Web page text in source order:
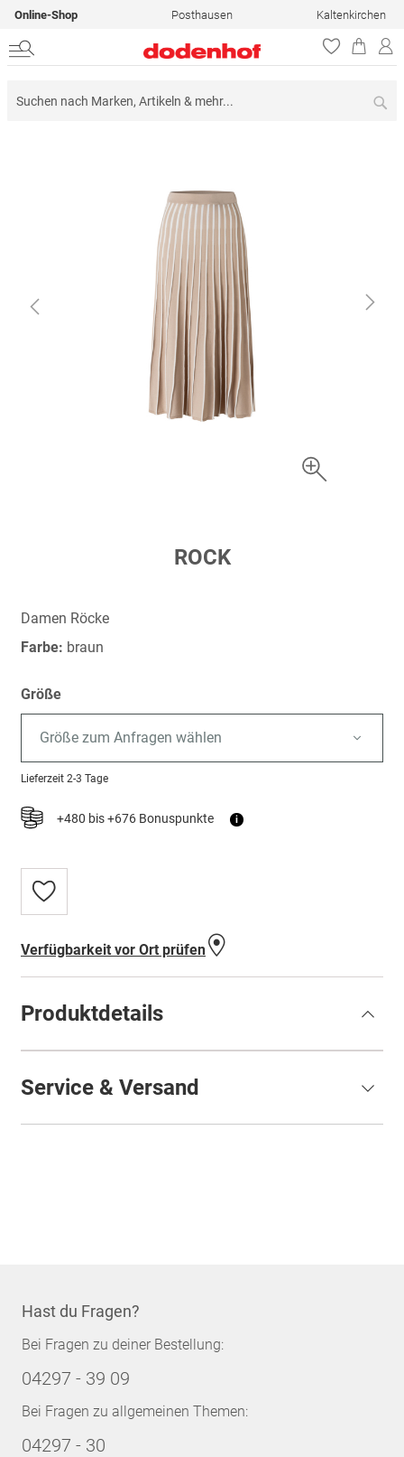
Online-Shop Posthausen Kaltenkirchen
springen
ROCK
Damen Röcke
Farbe: braun
Größe
Größe zum Anfragen wählen
Lieferzeit 2-3 Tage
+480 bis +676 Bonuspunkte i
Zur
Wunschliste
Verfügbarkeit vor Ort prüfen
Produktdetails
Service & Versand
Hast du Fragen?
Bei Fragen zu deiner Bestellung:
04297 - 39 09
Bei Fragen zu allgemeinen Themen:
04297 - 30